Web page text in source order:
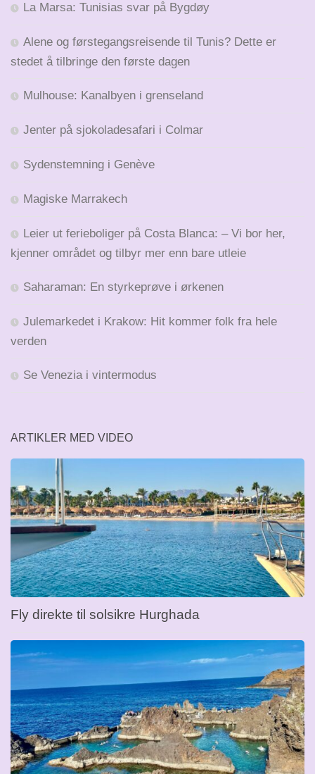
La Marsa: Tunisias svar på Bygdøy
Alene og førstegangsreisende til Tunis? Dette er
stedet å tilbringe den første dagen
Mulhouse: Kanalbyen i grenseland
Jenter på sjokoladesafari i Colmar
Sydenstemning i Genève
Magiske Marrakech
Leier ut ferieboliger på Costa Blanca: – Vi bor her,
kjenner området og tilbyr mer enn bare utleie
Saharaman: En styrkeprøve i ørkenen
Julemarkedet i Krakow: Hit kommer folk fra hele
verden
Se Venezia i vintermodus
ARTIKLER MED VIDEO
Fly direkte til solsikre Hurghada